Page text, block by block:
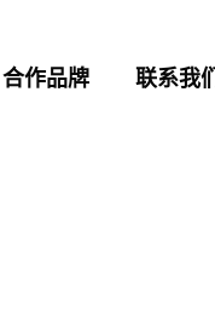
合作品牌 联系我们